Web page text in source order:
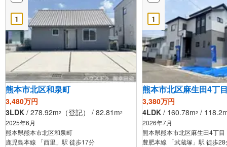
1
熊本市北区和泉町
3,480万円
3LDK / 278.92m2 （登記） / 82.81m2
2025年6月
熊本県熊本市北区和泉町
鹿児島本線 「西里」駅 徒歩17分
1
熊本市北区麻生田4丁
3,380万円
4LDK / 160.78m2 /
2026年7月
熊本県熊本市北区麻生田4丁目
豊肥本線 「武蔵塚」駅 徒歩28